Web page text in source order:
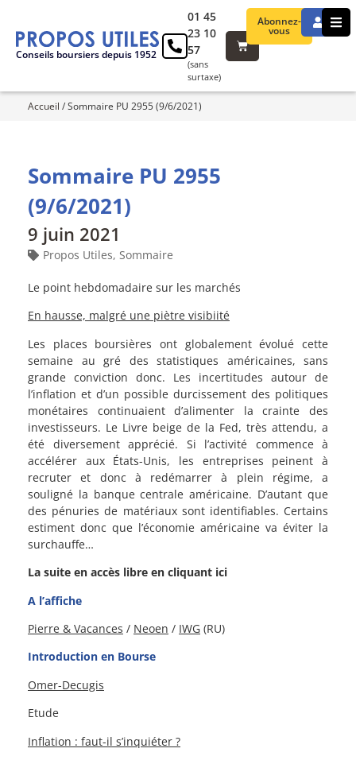
Conseils boursiers depuis 1952
Abonnez-
vous
01 45
23 10
57
(sans
surtaxe)
Accueil /Sommaire PU 2955 (9/6/2021)
Sommaire PU 2955
(9/6/2021)
9 juin 2021
Propos Utiles, Sommaire
Le point hebdomadaire sur les marchés
En hausse, malgré une piètre visibiité
Les places boursières ont globalement évolué cette
semaine au gré des statistiques américaines, sans
grande conviction donc. Les incertitudes autour de
l’inflation et d’un possible durcissement des politiques
monétaires continuaient d’alimenter la crainte des
investisseurs. Le Livre beige de la Fed, très attendu, a
été diversement apprécié. Si l’activité commence à
accélérer aux États-Unis, les entreprises peinent à
recruter et donc à redémarrer à plein régime, a
souligné la banque centrale américaine. D’autant que
des pénuries de matériaux sont identifiables. Certains
estiment donc que l’économie américaine va éviter la
surchauffe…
La suite en accès libre en cliquant ici
A l’affiche
Pierre & Vacances / Neoen / IWG (RU)
Introduction en Bourse
Omer-Decugis
Etude
Inflation : faut-il s’inquiéter ?